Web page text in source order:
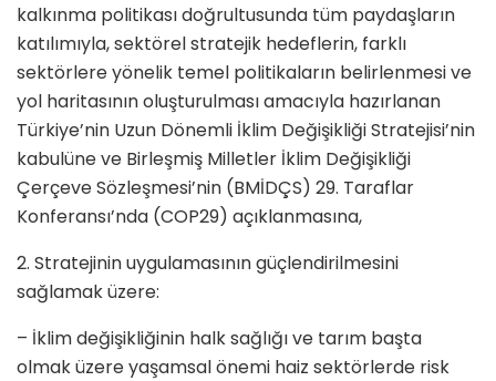
kalkınma politikası doğrultusunda tüm paydaşların
katılımıyla, sektörel stratejik hedeflerin, farklı
sektörlere yönelik temel politikaların belirlenmesi ve
yol haritasının oluşturulması amacıyla hazırlanan
Türkiye’nin Uzun Dönemli İklim Değişikliği Stratejisi’nin
kabulüne ve Birleşmiş Milletler İklim Değişikliği
Çerçeve Sözleşmesi’nin (BMİDÇS) 29. Taraflar
Konferansı’nda (COP29) açıklanmasına,
2. Stratejinin uygulamasının güçlendirilmesini
sağlamak üzere:
– İklim değişikliğinin halk sağlığı ve tarım başta
olmak üzere yaşamsal önemi haiz sektörlerde risk